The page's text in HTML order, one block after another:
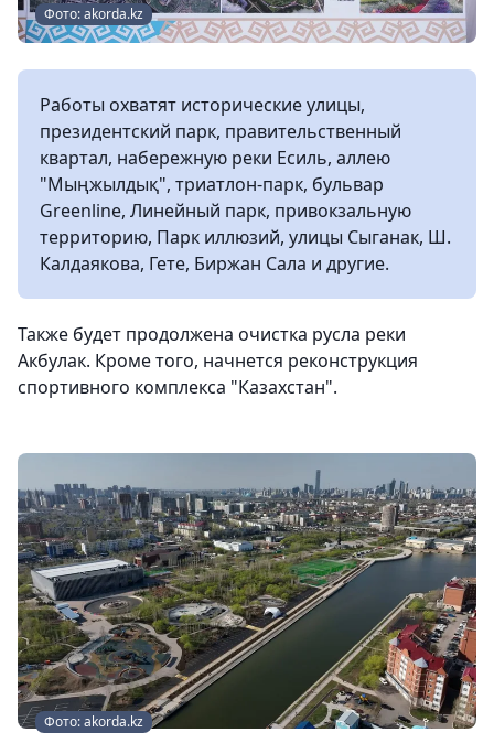
Фото: akorda.kz
Работы охватят исторические улицы,
президентский парк, правительственный
квартал, набережную реки Есиль, аллею
"Мыңжылдық", триатлон-парк, бульвар
Greenline, Линейный парк, привокзальную
территорию, Парк иллюзий, улицы Сыганак, Ш.
Калдаякова, Гете, Биржан Сала и другие.
Также будет продолжена очистка русла реки
Акбулак. Кроме того, начнется реконструкция
спортивного комплекса "Казахстан".
Фото: akorda.kz